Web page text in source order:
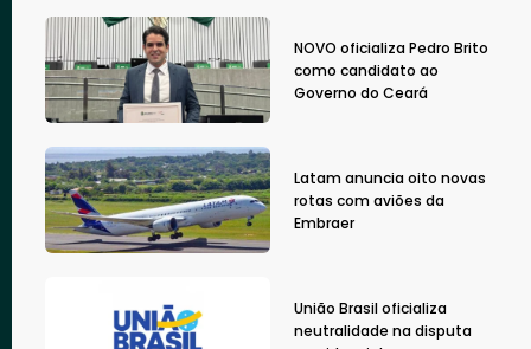
NOVO oficializa Pedro Brito
como candidato ao
Governo do Ceará
Latam anuncia oito novas
rotas com aviões da
Embraer
União Brasil oficializa
neutralidade na disputa